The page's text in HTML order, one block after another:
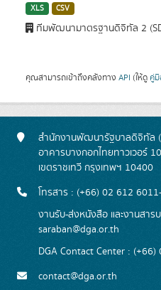
XLS CSV
ทีมพัฒนามาตรฐานดิจิทัล 2
คุณสามารถเข้าถึงคลังทาง API (ให้ดู คู่
สำนักงานพัฒนารัฐบาลดิจิทัล
อาคารบางกอกไทยทาวเวอร์
เขตราชเทวี กรุงเทพฯ 10400
โทรสาร : (+66) 02 612
งานรับ-ส่งหนังสือ และงานสา
saraban@dga.or.th
DGA Contact Center :
contact@dga.or.th